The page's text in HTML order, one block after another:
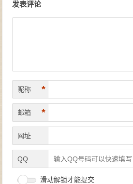
发表评论
昵称 *
邮箱 *
网址
QQ
滑动解锁才能提交